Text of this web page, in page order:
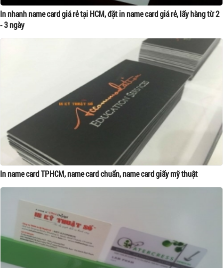
In nhanh name card giá rẻ tại HCM, đặt in name card giá rẻ, lấy hàng từ 2
- 3 ngày
In name card TPHCM, name card chuẩn, name card giấy mỹ thuật